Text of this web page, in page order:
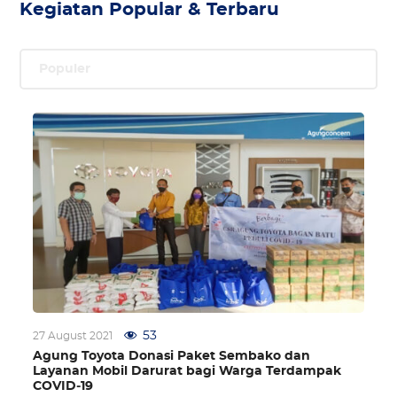
Kegiatan Popular & Terbaru
27 August 2021
53
Agung Toyota Donasi Paket Sembako dan
Layanan Mobil Darurat bagi Warga Terdampak
COVID‑19